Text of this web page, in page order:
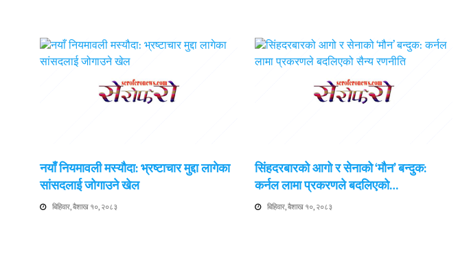
नयाँ नियमावली मस्यौदा: भ्रष्टाचार मुद्दा लागेका
सांसदलाई जोगाउने खेल
बिहिवार, बैशाख १०, २०८३
सिंहदरबारको आगो र सेनाको ‘मौन’ बन्दुक:
कर्नल लामा प्रकरणले बदलिएको…
बिहिवार, बैशाख १०, २०८३